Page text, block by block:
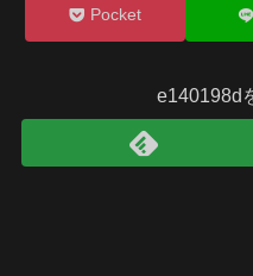
Pocket
e140198d